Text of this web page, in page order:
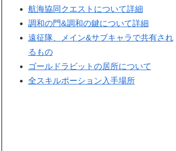
航海協同クエストについて詳細
調和の門&調和の鍵について詳細
遠征隊、メイン&サブキャラで共有され
るもの
ゴールドラビットの居所について
全スキルポーション入手場所